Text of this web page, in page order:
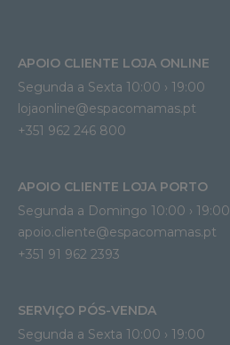
APOIO CLIENTE LOJA ONLINE
Segunda a Sexta 10:00 › 19:00
lojaonline@espacomamas.pt
+351 962 246 800
APOIO CLIENTE LOJA PORTO
Segunda a Domingo 10:00 › 19:00
apoio.cliente@espacomamas.pt
+351 91 962 2393
SERVIÇO PÓS-VENDA
Segunda a Sexta 10:00 › 19:00